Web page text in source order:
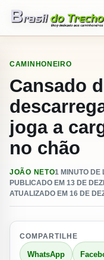
CAMINHONEIRO
Cansado
joga a
no chão
JOÃO NETO1 MINUTO DE
PUBLICADO EM 13 DE
ATUALIZADO EM 16 DE
COMPARTILHE
WhatsApp